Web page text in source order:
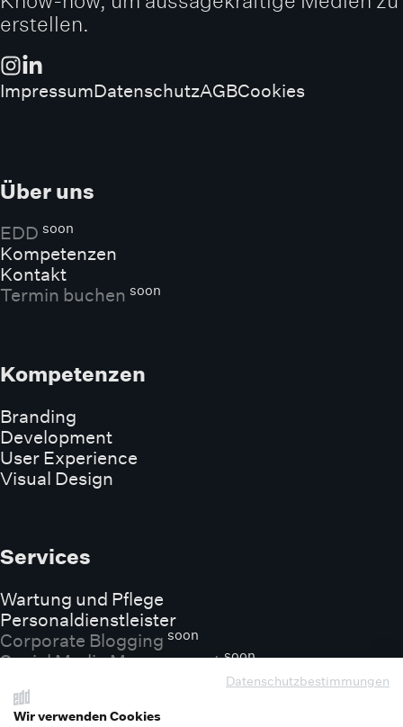
Datenschutzbestimmungen
Wir verwenden Cookies
erstellen.
ImpressumDatenschutzAGBCookies
Über uns
EDD soon
Kompetenzen
Kontakt
Termin buchen soon
Kompetenzen
Branding
Development
User Experience
Visual Design
Services
Wartung und Pflege
Personaldienstleister
Corporate Blogging soon
Social Media Managementsoon